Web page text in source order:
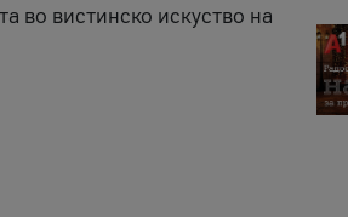
во вистинско искуство на